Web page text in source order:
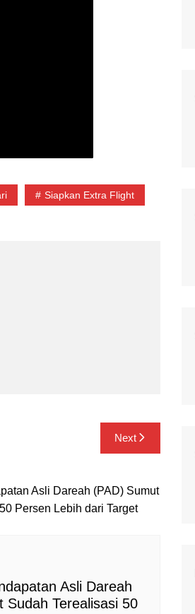
Siapkan Extra Flight
Next
Asli Dareah
Sudah Terealisasi 50